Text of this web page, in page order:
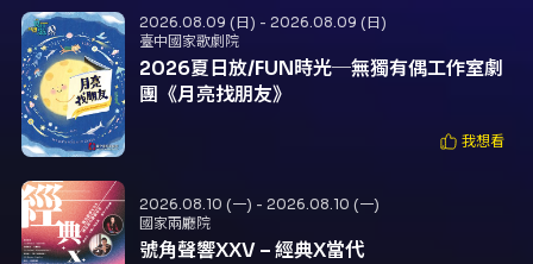
2026.08.09 (日) - 2026.08.09 (日)
臺中國家歌劇院
2026夏日放/FUN時光─無獨有偶工作室劇
團《月亮找朋友》
我想看
2026.08.10 (一) - 2026.08.10 (一)
國家兩廳院
號角聲響XXV – 經典X當代